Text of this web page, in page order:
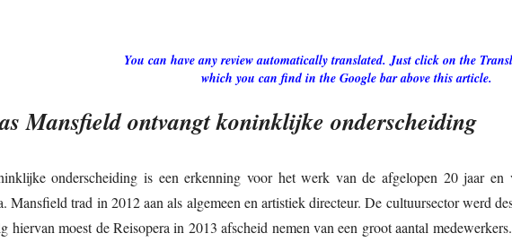
You can have any review automatically translated. Just click on the
which you can find in the Google bar above this article.
Mansfield ontvangt koninklijke onderscheiding
onderscheiding is een erkenning voor het werk van de afgelopen 20 jaar en
Mansfield trad in 2012 aan als algemeen en artistiek directeur. De cultuursector werd
hiervan moest de Reisopera in 2013 afscheid nemen van een groot aantal